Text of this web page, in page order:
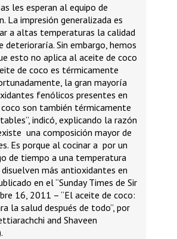
les esperan al equipo de
La impresión generalizada es
a altas temperaturas la calidad
deterioraría. Sin embargo, hemos
esto no aplica al aceite de coco
de coco es térmicamente
la gran mayoría
fenólicos presentes en
son también térmicamente
indicó, explicando la razón
una composición mayor de
Es porque al cocinar a por un
de tiempo a una temperatura
más antioxidantes en
en el “Sunday Times de Sir
16, 2011 – “El aceite de coco:
la salud después de todo”, por
and Shaveen